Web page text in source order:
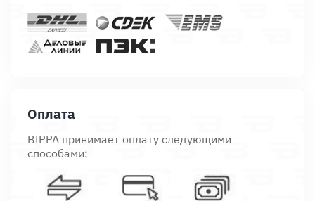
Оплата
BIPPA принимает оплату следующими
способами: